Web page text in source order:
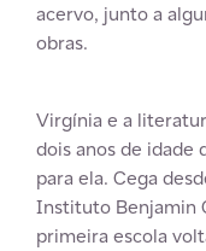
acervo, junto a
obras.
Virgínia e a
dois anos de idade
para ela. Cega
Instituto Benjamin
primeira escola